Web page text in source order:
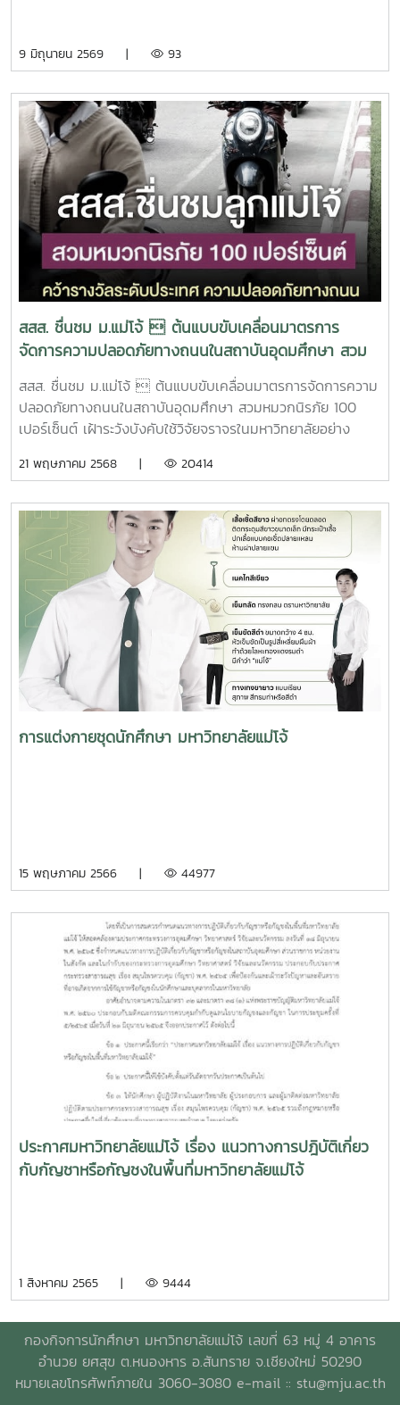
9 มิถุนายน 2569 | 93
สสส. ชื่นชม ม.แม่โจ้  ต้นแบบขับเคลื่อนมาตรการ
จัดการความปลอดภัยทางถนนในสถาบันอุดมศึกษา สวม
หมวกนิรภัย 100 เปอร์เซ็นต์
สสส. ชื่นชม ม.แม่โจ้  ต้นแบบขับเคลื่อนมาตรการจัดการความ
ปลอดภัยทางถนนในสถาบันอุดมศึกษา สวมหมวกนิรภัย 100
เปอร์เซ็นต์ เฝ้าระวังบังคับใช้วิจัยจราจรในมหาวิทยาลัยอย่าง
อย่างเป็นรูปธรรม
cr.เชียงใหม่นิวส์
21 พฤษภาคม 2568 | 20414
การแต่งกายชุดนักศึกษา มหาวิทยาลัยแม่โจ้
15 พฤษภาคม 2566 | 44977
ประกาศมหาวิทยาลัยแม่โจ้ เรื่อง แนวทางการปฎิบัติเกี่ยว
กับกัญชาหรือกัญชงในพื้นที่มหาวิทยาลัยแม่โจ้
1 สิงหาคม 2565 | 9444
กองกิจการนักศึกษา มหาวิทยาลัยแม่โจ้ เลขที่ 63 หมู่ 4 อาคาร
อำนวย ยศสุข ต.หนองหาร อ.สันทราย จ.เชียงใหม่ 50290
หมายเลขโทรศัพท์ภายใน 3060-3080 e-mail :: stu@mju.ac.th